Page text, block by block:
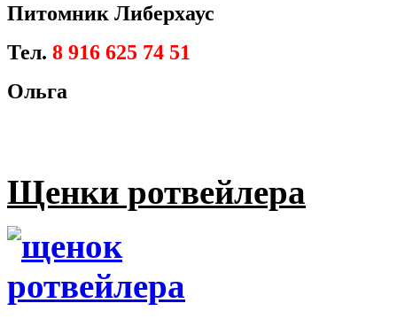
Питомник Либерхаус
Тел. 8 916 625 74 51
Ольга
Щенки ротвейлера